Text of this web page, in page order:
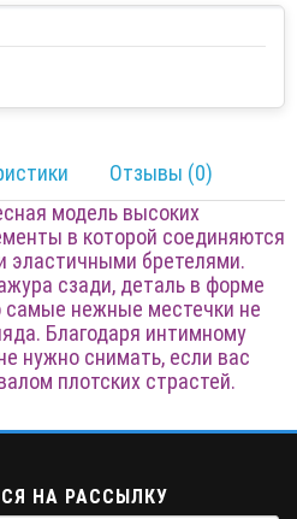
Отзывы (0)
модель высоких
в которой соединяются
эластичными бретелями.
сзади, деталь в форме
самые нежные местечки не
Благодаря интимному
нужно снимать, если вас
плотских страстей.
НА РАССЫЛКУ